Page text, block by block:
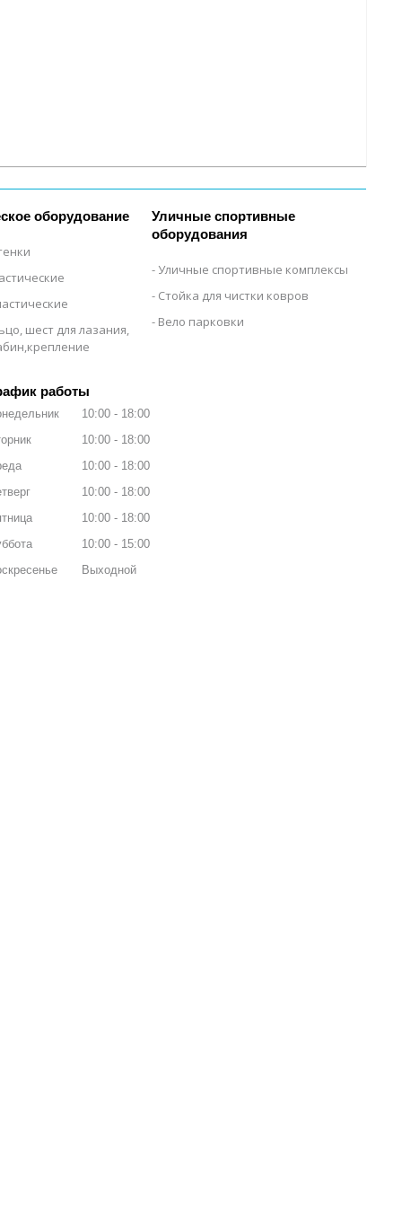
оборудование
шест для лазания,
Уличные спортивные
оборудования
Уличные спортивные комплексы
Стойка для чистки ковров
Вело парковки
работы
10:00
18:00
10:00
18:00
10:00
18:00
10:00
18:00
10:00
18:00
10:00
15:00
Выходной